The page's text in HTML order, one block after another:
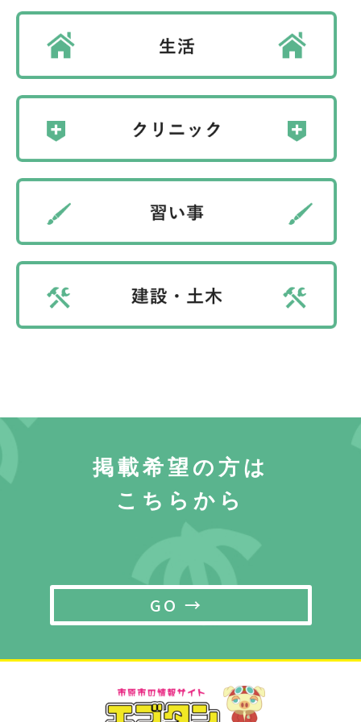
掲載希望の方は
こちらから
GO →